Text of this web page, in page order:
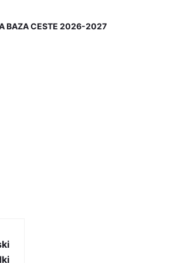
BAZA CESTE 2026-2027